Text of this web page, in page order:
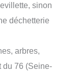
sinon
déchetterie
arbres,
du 76 (Seine-